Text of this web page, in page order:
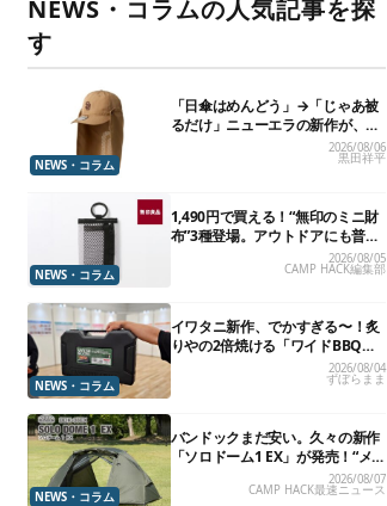
NEWS・コラムの人気記事を探
す
NEWS・コラム
「日傘はめんどう」→「じゃあ被
るだけ」ニューエラの新作が、真
2026/08/06
黒田祥平
NEWS・コラム
1,490円で買える！“無印のミニ財
布”3種登場。アウトドアにも普段
2026/08/05
CAMP HACK編集部
NEWS・コラム
イワタニ新作、でかすぎる〜！炙
りやの2倍焼ける「ワイドBBQグ
リル」で“豪快焼肉”できるよ【再
販開始】
2026/08/04
ずぼらまま
NEWS・コラム
バンドックまだ安い。久々の新作
「ソロドーム1 EX」が発売！“メ
ッシュインナー”だけでも使える
よ【防災も◎】
2026/08/07
CAMP HACK最速ニュース